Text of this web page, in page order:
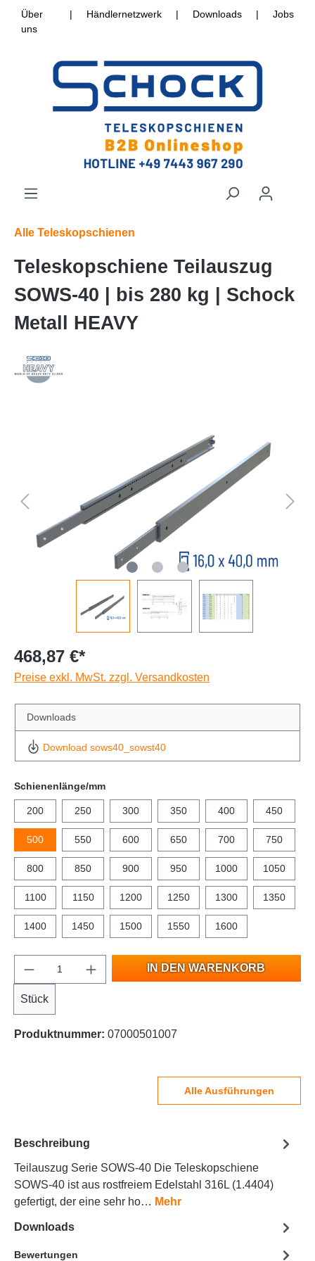
Über
uns
| Händlernetzwerk | Downloads | Jobs
Alle Teleskopschienen
Teleskopschiene Teilauszug
SOWS-40 | bis 280 kg | Schock
Metall HEAVY
468,87 €*
Preise exkl. MwSt. zzgl. Versandkosten
Downloads
Download sows40_sowst40
Schienenlänge/mm
200 250 300 350 400 450
500 550 600 650 700 750
800 850 900 950 1000 1050
1100 1150 1200 1250 1300 1350
1400 1450 1500 1550 1600
Stück
IN DEN WARENKORB
Produktnummer: 07000501007
Alle Ausführungen
Beschreibung
Teilauszug Serie SOWS-40 Die Teleskopschiene
SOWS-40 ist aus rostfreiem Edelstahl 316L (1.4404)
gefertigt, der eine sehr ho… Mehr
Downloads
Bewertungen